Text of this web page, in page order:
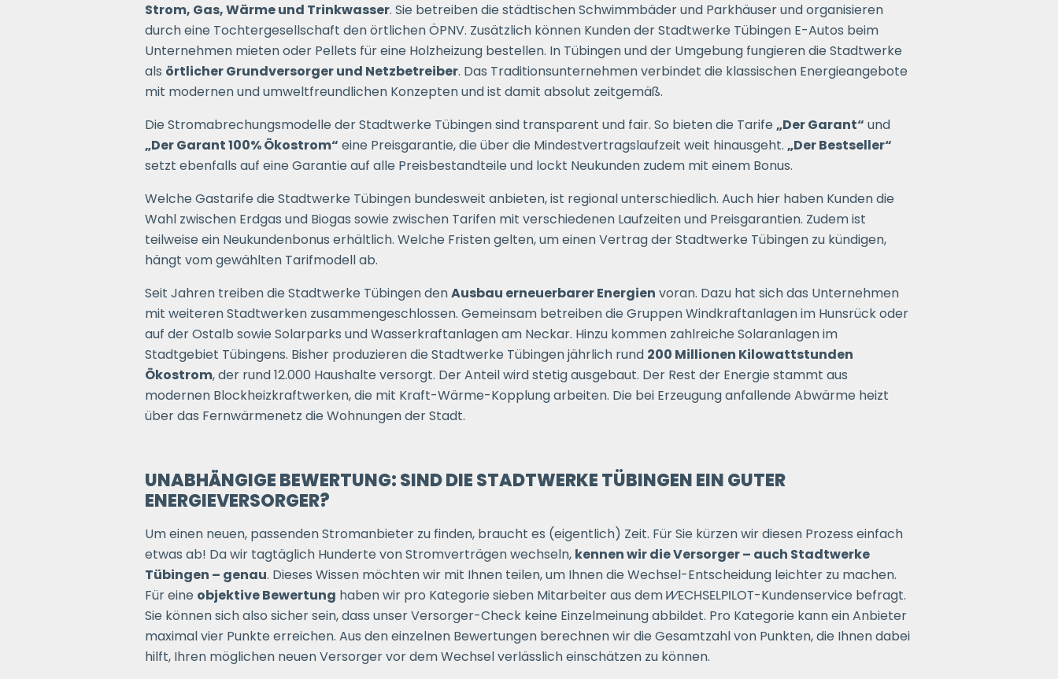
Strom, Gas, Wärme und Trinkwasser. Sie betreiben die städtischen Schwimmbäder und Parkhäuser und organisieren
durch eine Tochtergesellschaft den örtlichen ÖPNV. Zusätzlich können Kunden der Stadtwerke Tübingen E-Autos beim
Unternehmen mieten oder Pellets für eine Holzheizung bestellen. In Tübingen und der Umgebung fungieren die Stadtwerke
als örtlicher Grundversorger und Netzbetreiber. Das Traditionsunternehmen verbindet die klassischen Energieangebote
mit modernen und umweltfreundlichen Konzepten und ist damit absolut zeitgemäß.
Die Stromabrechungsmodelle der Stadtwerke Tübingen sind transparent und fair. So bieten die Tarife „Der Garant“ und
„Der Garant 100% Ökostrom“ eine Preisgarantie, die über die Mindestvertragslaufzeit weit hinausgeht. „Der Bestseller“
setzt ebenfalls auf eine Garantie auf alle Preisbestandteile und lockt Neukunden zudem mit einem Bonus.
Welche Gastarife die Stadtwerke Tübingen bundesweit anbieten, ist regional unterschiedlich. Auch hier haben Kunden die
Wahl zwischen Erdgas und Biogas sowie zwischen Tarifen mit verschiedenen Laufzeiten und Preisgarantien. Zudem ist
teilweise ein Neukundenbonus erhältlich. Welche Fristen gelten, um einen Vertrag der Stadtwerke Tübingen zu kündigen,
hängt vom gewählten Tarifmodell ab.
Seit Jahren treiben die Stadtwerke Tübingen denAusbau erneuerbarer Energien voran. Dazu hat sich das Unternehmen
mit weiteren Stadtwerken zusammengeschlossen. Gemeinsam betreiben die Gruppen Windkraftanlagen im Hunsrück oder
auf der Ostalb sowie Solarparks und Wasserkraftanlagen am Neckar. Hinzu kommen zahlreiche Solaranlagen im
Stadtgebiet Tübingens. Bisher produzieren die Stadtwerke Tübingen jährlich rund 200 Millionen Kilowattstunden
Ökostrom, der rund 12.000 Haushalte versorgt. Der Anteil wird stetig ausgebaut. Der Rest der Energie stammt aus
modernen Blockheizkraftwerken, die mit Kraft-Wärme-Kopplung arbeiten. Die bei Erzeugung anfallende Abwärme heizt
über das Fernwärmenetz die Wohnungen der Stadt.
UNABHÄNGIGE BEWERTUNG: SIND DIE STADTWERKE TÜBINGEN EIN GUTER
ENERGIEVERSORGER?
Um einen neuen, passenden Stromanbieter zu finden, braucht es (eigentlich) Zeit. Für Sie kürzen wir diesen Prozess einfach
etwas ab! Da wir tagtäglich Hunderte von Stromverträgen wechseln, kennen wir die Versorger – auch Stadtwerke
Tübingen – genau. Dieses Wissen möchten wir mit Ihnen teilen, um Ihnen die Wechsel-Entscheidung leichter zu machen.
Für eine objektive Bewertung haben wir pro Kategorie sieben Mitarbeiter aus demWECHSELPILOT-Kundenservice befragt.
Sie können sich also sicher sein, dass unser Versorger-Check keine Einzelmeinung abbildet. Pro Kategorie kann ein Anbieter
maximal vier Punkte erreichen. Aus den einzelnen Bewertungen berechnen wir die Gesamtzahl von Punkten, die Ihnen dabei
hilft, Ihren möglichen neuen Versorger vor dem Wechsel verlässlich einschätzen zu können.